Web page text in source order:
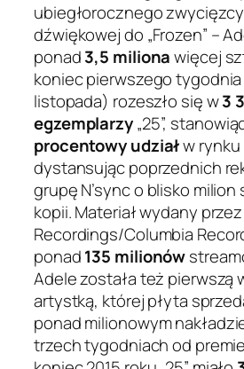
ubiegłorocznego
dźwiękowej do „Frozen” –
ponad3,5 milionawięcej
koniec pierwszego
listopada) rozeszło się w3
egzemplarzy„25”,
procentowy udziałw rynku
dystansując poprzednich
grupę N’sync o blisko
kopii. Materiał wydany przez
Recordings/Columbia
ponad135 milionów
Adele została też pierwszą
artystką, której płyta
ponad milionowym
trzech tygodniach od